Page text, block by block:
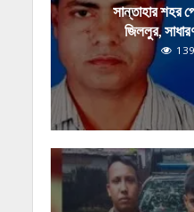
সান্তাহার শহর
জিললুর,